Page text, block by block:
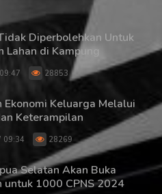
Diperbolehkan Untuk
Lahan di Kampung
28853
Ekonomi Keluarga Melalui
Keterampilan
09:34 28269
Selatan Akan Buka
untuk 1000 CPNS 2024